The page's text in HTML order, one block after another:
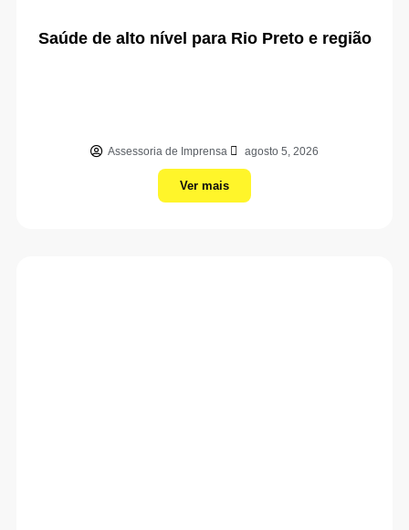
Saúde de alto nível para Rio Preto e região
Assessoria de Imprensa agosto 5, 2026
Ver mais